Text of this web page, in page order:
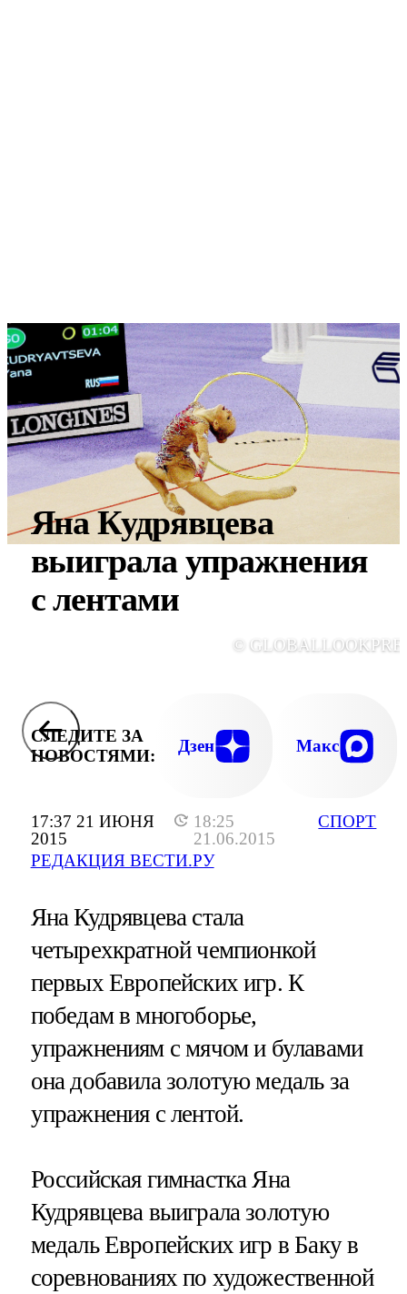
17:37 21 ИЮНЯ
2015
18:25
21.06.2015
РЕДАКЦИЯ ВЕСТИ.РУ
СПОРТ
Яна Кудрявцева
выиграла упражнения
с лентами
©
СЛЕДИТЕ ЗА
НОВОСТЯМИ:
Дзен Макс
Яна Кудрявцева стала
четырехкратной чемпионкой
первых Европейских игр. К
победам в многоборье,
упражнениям с мячом и булавами
она добавила золотую медаль за
упражнения с лентой.
Российская гимнастка Яна
Кудрявцева выиграла золотую
медаль Европейских игр в Баку в
соревнованиях по художественной